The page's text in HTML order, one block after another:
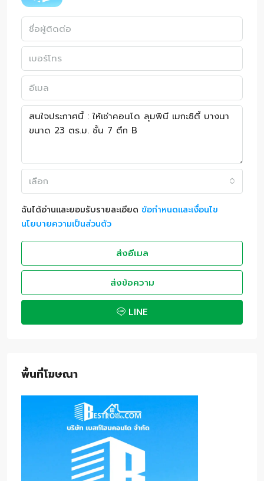
เลือก
ฉันได้อ่านและยอมรับรายละเอียด ข้อกำหนดและเงื่อนไข
นโยบายความเป็นส่วนตัว
ส่งอีเมล
ส่งข้อความ
LINE
พื้นที่โฆษณา